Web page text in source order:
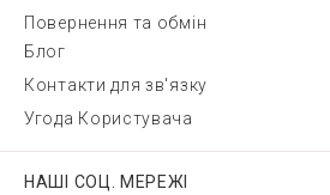
Повернення та обмін
Блог
Контакти для зв'язку
Угода Користувача
НАШІ СОЦ. МЕРЕЖІ